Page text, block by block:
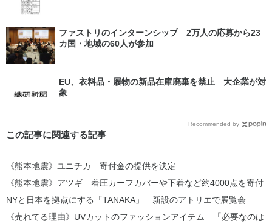
ファストリのインターンシップ 2万人の応募から23
カ国・地域の60人が参加
EU、衣料品・履物の新品在庫廃棄を禁止 大企業が対
象
Recommended by
この記事に関連する記事
《熊本地震》ユニチカ 寄付金の提供を決定
《熊本地震》アツギ 着圧カーフカバーや下着など約4000点を寄付
NYと日本を拠点にする「TANAKA」 新設のアトリエで展覧会
《売れてる理由》UVカットのファッションアイテム 「必要なのは